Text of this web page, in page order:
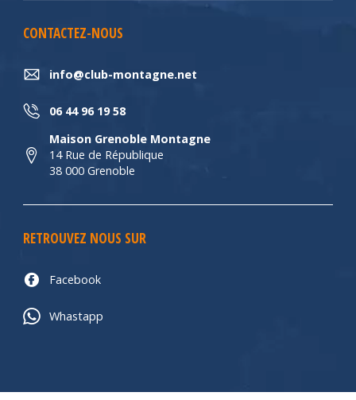
CONTACTEZ-NOUS
info@club-montagne.net
06 44 96 19 58
Maison Grenoble Montagne
14 Rue de République
38 000 Grenoble
RETROUVEZ NOUS SUR
Facebook
Whastapp